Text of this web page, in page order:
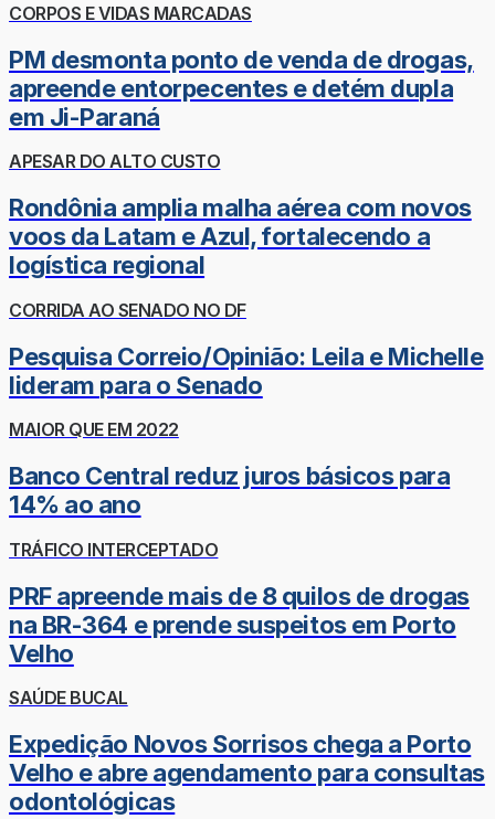
CORPOS E VIDAS MARCADAS
PM desmonta ponto de venda de drogas,
apreende entorpecentes e detém dupla
em Ji-Paraná
APESAR DO ALTO CUSTO
Rondônia amplia malha aérea com novos
voos da Latam e Azul, fortalecendo a
logística regional
CORRIDA AO SENADO NO DF
Pesquisa Correio/Opinião: Leila e Michelle
lideram para o Senado
MAIOR QUE EM 2022
Banco Central reduz juros básicos para
14% ao ano
TRÁFICO INTERCEPTADO
PRF apreende mais de 8 quilos de drogas
na BR-364 e prende suspeitos em Porto
Velho
SAÚDE BUCAL
Expedição Novos Sorrisos chega a Porto
Velho e abre agendamento para consultas
odontológicas